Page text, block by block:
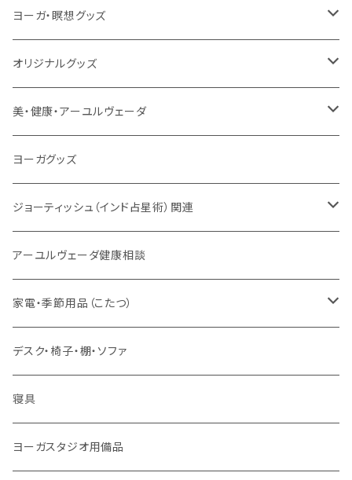
本／資料（PDFデータ）
トウドウ作品
イミー・ウーイ・メッセージ
ヴェーダプラカーシャ・トウドウ
サンスクリット讃歌、叙事詩
インド古典音楽
ほか
電子タンブーラ
マントラBOX
本
ヴェーダプラカーシャ・トウドウ著作
サンスクリット教材
ヨーガ・瞑想グッズ
シンギングボール
チベタンベル、ティンシャ
線香
法具・珠数・神仏象
ヤントラ
宝石
雑貨
ブランケット
オリジナルグッズ
Tシャツ
VEDAヤントラロゴ入り
スマホケース
VEDA CENTER ヤントラロゴ入り
美・健康・アーユルヴェーダ
健康全般/アーユルヴェーダ
ボディケア
ヘアケア
アイドロップ
オーガニック・アーユルヴェーダ
ヨーガ / 瞑想
毎日の生活目的
ヨーガグッズ
ジョーティッシュ（インド占星術）関連
総合相談
３問コース
５問コース
相性診断
長期予測
誕生時間選定
大まかな誕生時間
ヤジニャ / 宝石 / マントラ / 名付け
アーユルヴェーダ健康相談
家電・季節用品（こたつ）
季節・空調家電
こたつ・こたつ用品
デスク・椅子・棚・ソファ
寝具
ヨーガスタジオ用備品